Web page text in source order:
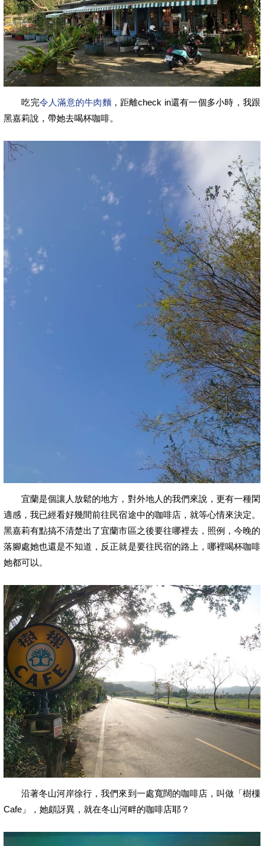
吃完令人滿意的牛肉麵，距離check in還有一個多小時，我跟
黑嘉莉說，帶她去喝杯咖啡。
宜蘭是個讓人放鬆的地方，對外地人的我們來說，更有一種閑
適感，我已經看好幾間前往民宿途中的咖啡店，就等心情來決定。
黑嘉莉有點搞不清楚出了宜蘭市區之後要往哪裡去，照例，今晚的
落腳處她也還是不知道，反正就是要往民宿的路上，哪裡喝杯咖啡
她都可以。
沿著冬山河岸徐行，我們來到一處寬闊的咖啡店，叫做「樹樔
Cafe」，她頗訝異，就在冬山河畔的咖啡店耶？